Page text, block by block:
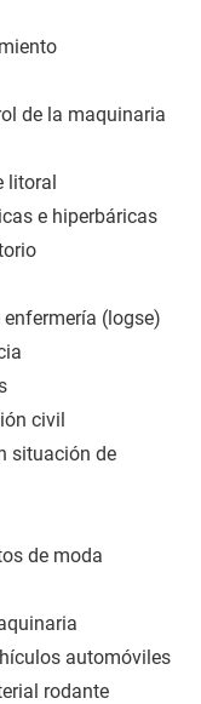
de la maquinaria
litoral
e hiperbáricas
(logse)
civil
situación de
de moda
automóviles
rodante